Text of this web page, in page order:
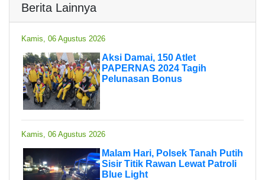
Berita Lainnya
Kamis, 06 Agustus 2026
Aksi Damai, 150 Atlet
PAPERNAS 2024 Tagih
Pelunasan Bonus
Kamis, 06 Agustus 2026
Malam Hari, Polsek Tanah Putih
Sisir Titik Rawan Lewat Patroli
Blue Light